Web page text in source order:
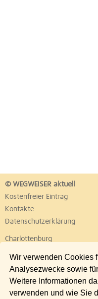
Wir verwenden Cookies
Analysezwecke sowie
Weitere Informationen
verwenden und wie Sie
© WEGWEISER aktuell
Kostenfreier Eintrag
Kontakte
Datenschutzerklärung
Charlottenburg
Lichtenberg